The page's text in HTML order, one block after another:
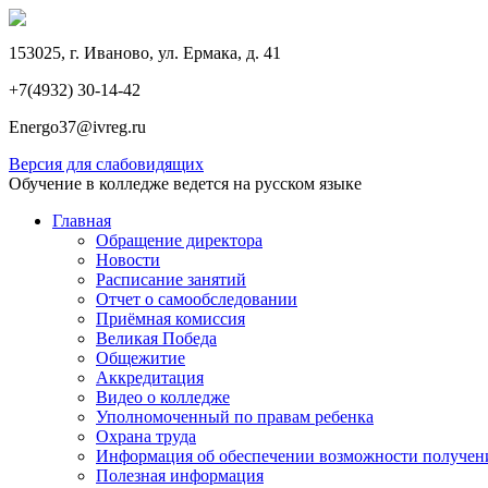
153025, г. Иваново, ул. Ермака, д. 41
+7(4932) 30-14-42
Energo37@ivreg.ru
Версия для слабовидящих
Обучение в колледже ведется на русском языке
Главная
Обращение директора
Новости
Расписание занятий
Отчет о самообследовании
Приёмная комиссия
Великая Победа
Общежитие
Аккредитация
Видео о колледже
Уполномоченный по правам ребенка
Охрана труда
Информация об обеспечении возможности
Полезная информация